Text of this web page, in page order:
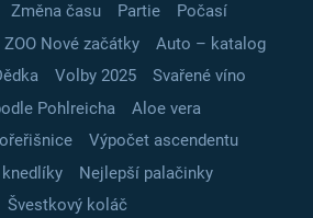
Změna času Partie
Počasí
ZOO Nové začátky
Auto – katalog
Volby 2025
Svařené víno
Pohlreicha
Aloe vera
Výpočet ascendentu
Nejlepší palačinky
Švestkový koláč